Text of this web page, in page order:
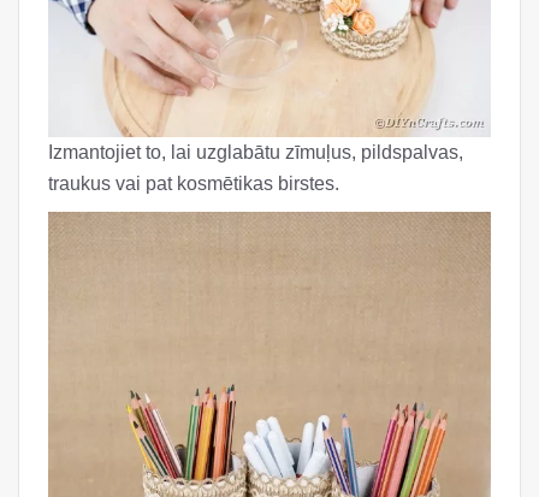
Izmantojiet to, lai uzglabātu zīmuļus, pildspalvas,
traukus vai pat kosmētikas birstes.